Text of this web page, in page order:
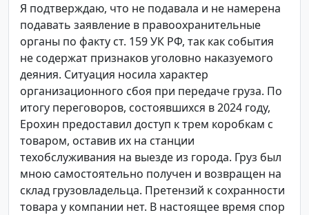
Я подтверждаю, что не подавала и не намерена
подавать заявление в правоохранительные
органы по факту ст. 159 УК РФ, так как события
не содержат признаков уголовно наказуемого
деяния. Ситуация носила характер
организационного сбоя при передаче груза. По
итогу переговоров, состоявшихся в 2024 году,
Ерохин предоставил доступ к трем коробкам с
товаром, оставив их на станции
техобслуживания на выезде из города. Груз был
мною самостоятельно получен и возвращен на
склад грузовладельца. Претензий к сохранности
товара у компании нет. В настоящее время спор